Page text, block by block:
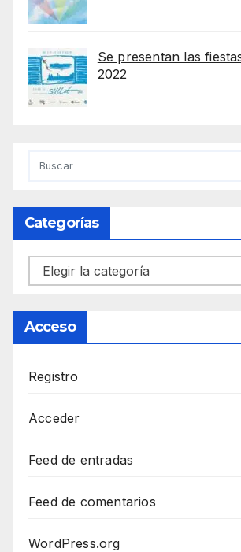
Se presentan las
2022
Categorías
Categorías
Acceso
Registro
Acceder
Feed de entradas
Feed de comentarios
WordPress.org